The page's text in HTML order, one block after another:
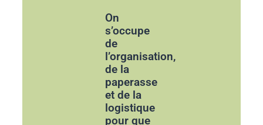
On
s’occupe
de
l’organisation,
de la
paperasse
et de la
logistique
pour que